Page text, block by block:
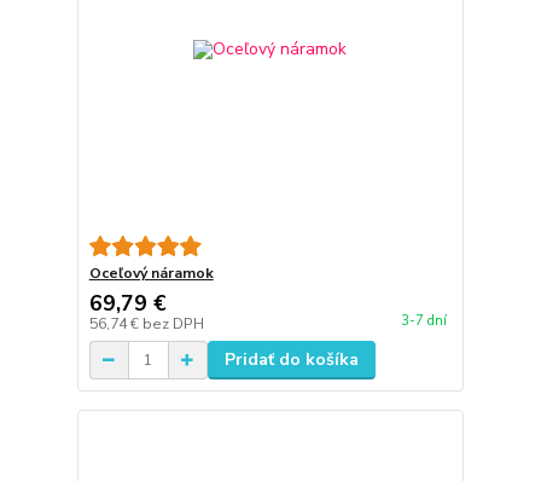
Oceľový náramok
69,79 €
56,74 € bez DPH 3-7 dní
Pridať do košíka